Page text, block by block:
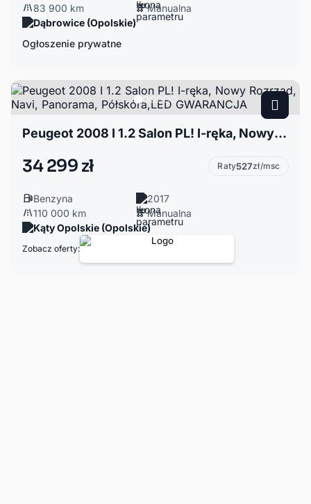
83 900 km
Manualna
Dąbrowice (Opolskie)
Ogłoszenie prywatne
Peugeot 2008 I 1.2 Salon PL! I-ręka, Nowy Rozrząd, Navi, Panorama, Półskóra,LED GWARANCJA
34 299 zł Raty527zł/msc
Benzyna
2017
110 000 km
Manualna
Kąty Opolskie (Opolskie)
Zobacz oferty: